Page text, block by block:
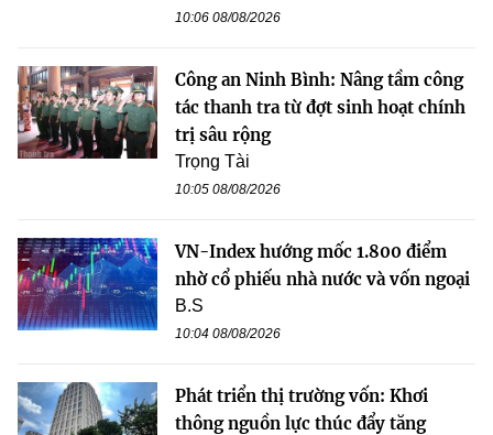
10:06 08/08/2026
Công an Ninh Bình: Nâng tầm công
tác thanh tra từ đợt sinh hoạt chính
trị sâu rộng
Trọng Tài
10:05 08/08/2026
VN-Index hướng mốc 1.800 điểm
nhờ cổ phiếu nhà nước và vốn ngoại
B.S
10:04 08/08/2026
Phát triển thị trường vốn: Khơi
thông nguồn lực thúc đẩy tăng